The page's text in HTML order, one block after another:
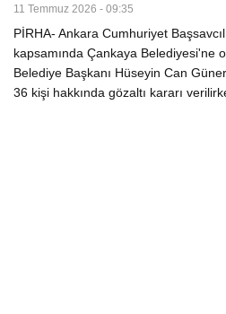
11 Temmuz 2026 - 09:35
PİRHA- Ankara Cumhuriyet
kapsamında Çankaya Belediyesi'ne
Belediye Başkanı Hüseyin Can
36 kişi hakkında gözaltı kararı